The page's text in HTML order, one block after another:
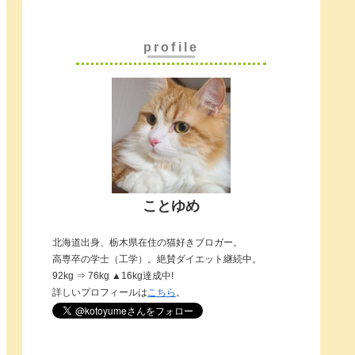
profile
ことゆめ
北海道出身、栃木県在住の猫好きブロガー。
高専卒の学士（工学）。絶賛ダイエット継続中。
92kg ⇒ 76kg ▲16kg達成中!
詳しいプロフィールは こちら 。